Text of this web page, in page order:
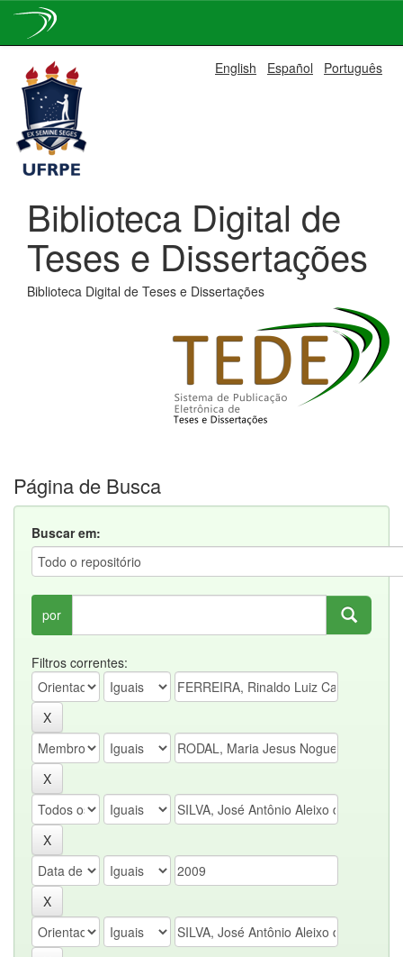
navigation
English Español Português
Biblioteca Digital de
Teses e Dissertações
Biblioteca Digital de Teses e Dissertações
Página de Busca
Buscar em:
por
Filtros correntes: